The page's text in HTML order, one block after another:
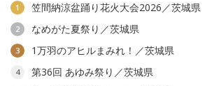
1 笠間納涼盆踊り花火大会2026／茨城県
2 なめがた夏祭り／茨城県
3 1万羽のアヒルまみれ！／茨城県
4 第36回 あゆみ祭り／茨城県